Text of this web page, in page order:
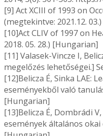
[9] Act XCIII of 1993 on
(megtekintve: 2021.12.
[10]Act CLIV of 1997 on
2018. 05. 28.) [Hungarian]
[11] Valasek-Vincze I,
megelőzés lehetőségei.]
[12]Belicza É, Sinka LAE:
eseményekből való
[Hungarian]
[13]Belicza É, Dombrádi
események általános okai